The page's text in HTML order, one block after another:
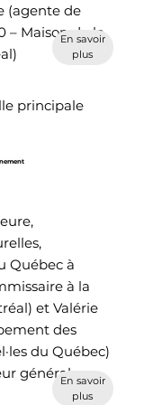
(agente de
– Maison de la
En savoir
plus
principale
Québec à
à la
et Valérie
des
du Québec)
général,En savoir
plus